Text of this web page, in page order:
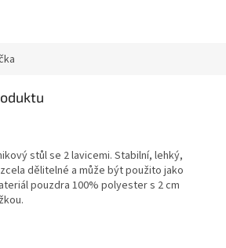
stůl se 2 lavicemi. Stabilní, lehký,
dělitelné a může být použito jako
pouzdra 100% polyester s 2 cm